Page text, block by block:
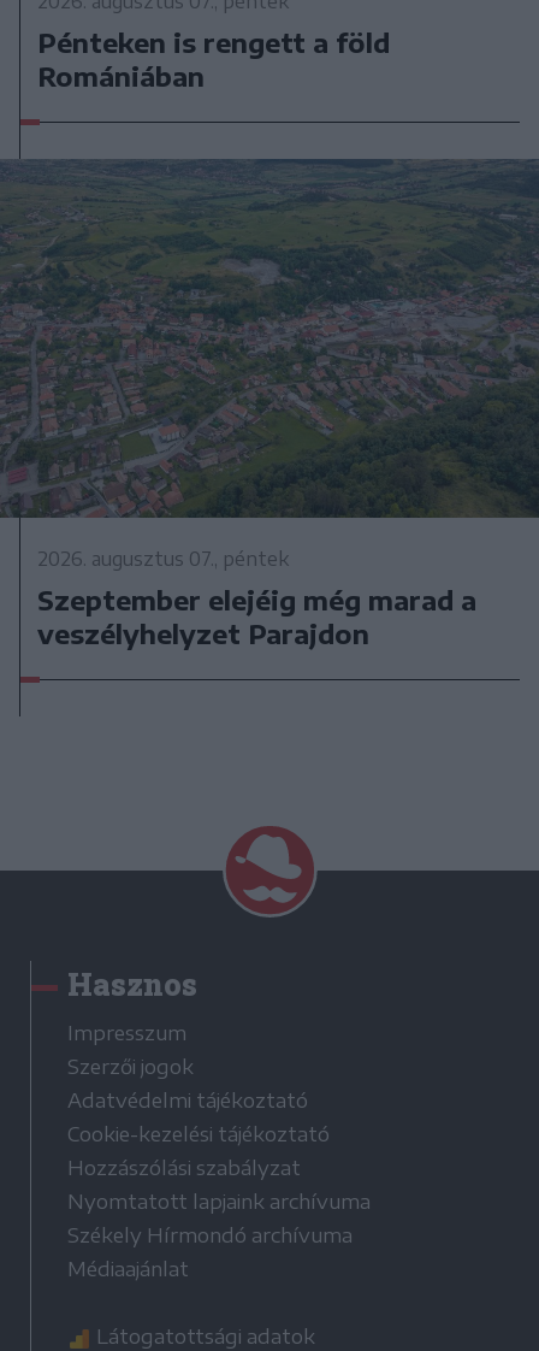
Pénteken is rengett a föld
Romániában
2026. augusztus 07., péntek
Szeptember elejéig még marad a
veszélyhelyzet Parajdon
Hasznos
Impresszum
Szerzői jogok
Adatvédelmi tájékoztató
Cookie-kezelési tájékoztató
Hozzászólási szabályzat
Nyomtatott lapjaink archívuma
Székely Hírmondó archívuma
Médiaajánlat
Látogatottsági adatok